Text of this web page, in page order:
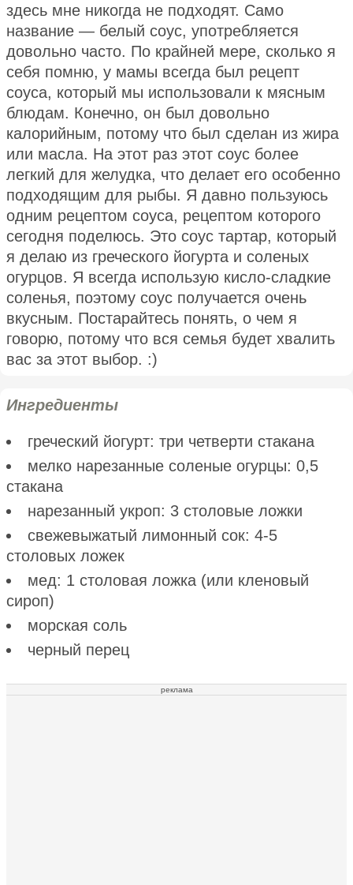
здесь мне никогда не подходят. Само
название — белый соус, употребляется
довольно часто. По крайней мере, сколько я
себя помню, у мамы всегда был рецепт
соуса, который мы использовали к мясным
блюдам. Конечно, он был довольно
калорийным, потому что был сделан из жира
или масла. На этот раз этот соус более
легкий для желудка, что делает его особенно
подходящим для рыбы. Я давно пользуюсь
одним рецептом соуса, рецептом которого
сегодня поделюсь. Это соус тартар, который
я делаю из греческого йогурта и соленых
огурцов. Я всегда использую кисло-сладкие
соленья, поэтому соус получается очень
вкусным. Постарайтесь понять, о чем я
говорю, потому что вся семья будет хвалить
вас за этот выбор. :)
Ингредиенты
греческий йогурт: три четверти стакана
мелко нарезанные соленые огурцы: 0,5
стакана
нарезанный укроп: 3 столовые ложки
свежевыжатый лимонный сок: 4-5
столовых ложек
мед: 1 столовая ложка (или кленовый
сироп)
морская соль
черный перец
реклама